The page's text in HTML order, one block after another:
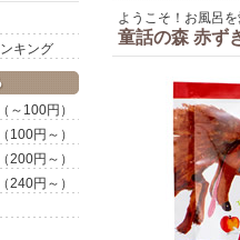
キング
～100円）
100円～）
200円～）
240円～）
ようこそ！お風呂
童話の森 赤ず